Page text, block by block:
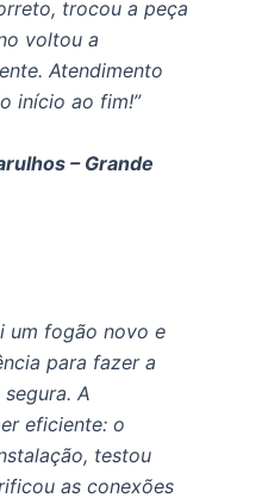
trocou a peça
voltou a
Atendimento
início ao fim!”
– Grande
um fogão novo e
para fazer a
A
eficiente: o
testou
as conexões